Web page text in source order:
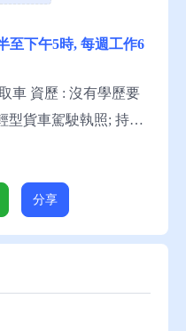
至下午5時, 每週工作6
車 資歷 : 沒有學歷要
型貨車駕駛執照; 持有
錄; 懂駕駛棍波車及操
下午5時, 每週工作6天,
分享